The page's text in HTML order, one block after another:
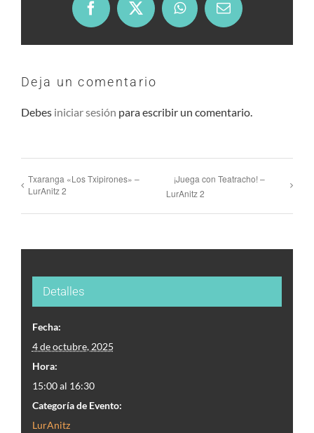
Facebook
X WhatsAppEmail
Deja un comentario
Debes iniciar sesión para escribir un comentario.
Txaranga «Los Txipirones» –
LurAnitz 2
¡Juega con Teatracho! –
LurAnitz 2
Detalles
Fecha:
4 de octubre, 2025
Hora:
15:00 al 16:30
Categoría de Evento:
LurAnitz
¿Tienes una idea que te gustaría